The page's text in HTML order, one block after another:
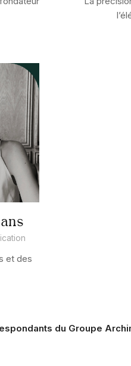
et des
du Groupe